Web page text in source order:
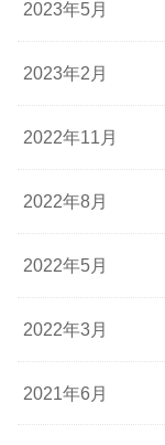
2023年5月
2023年2月
2022年11月
2022年8月
2022年5月
2022年3月
2021年6月